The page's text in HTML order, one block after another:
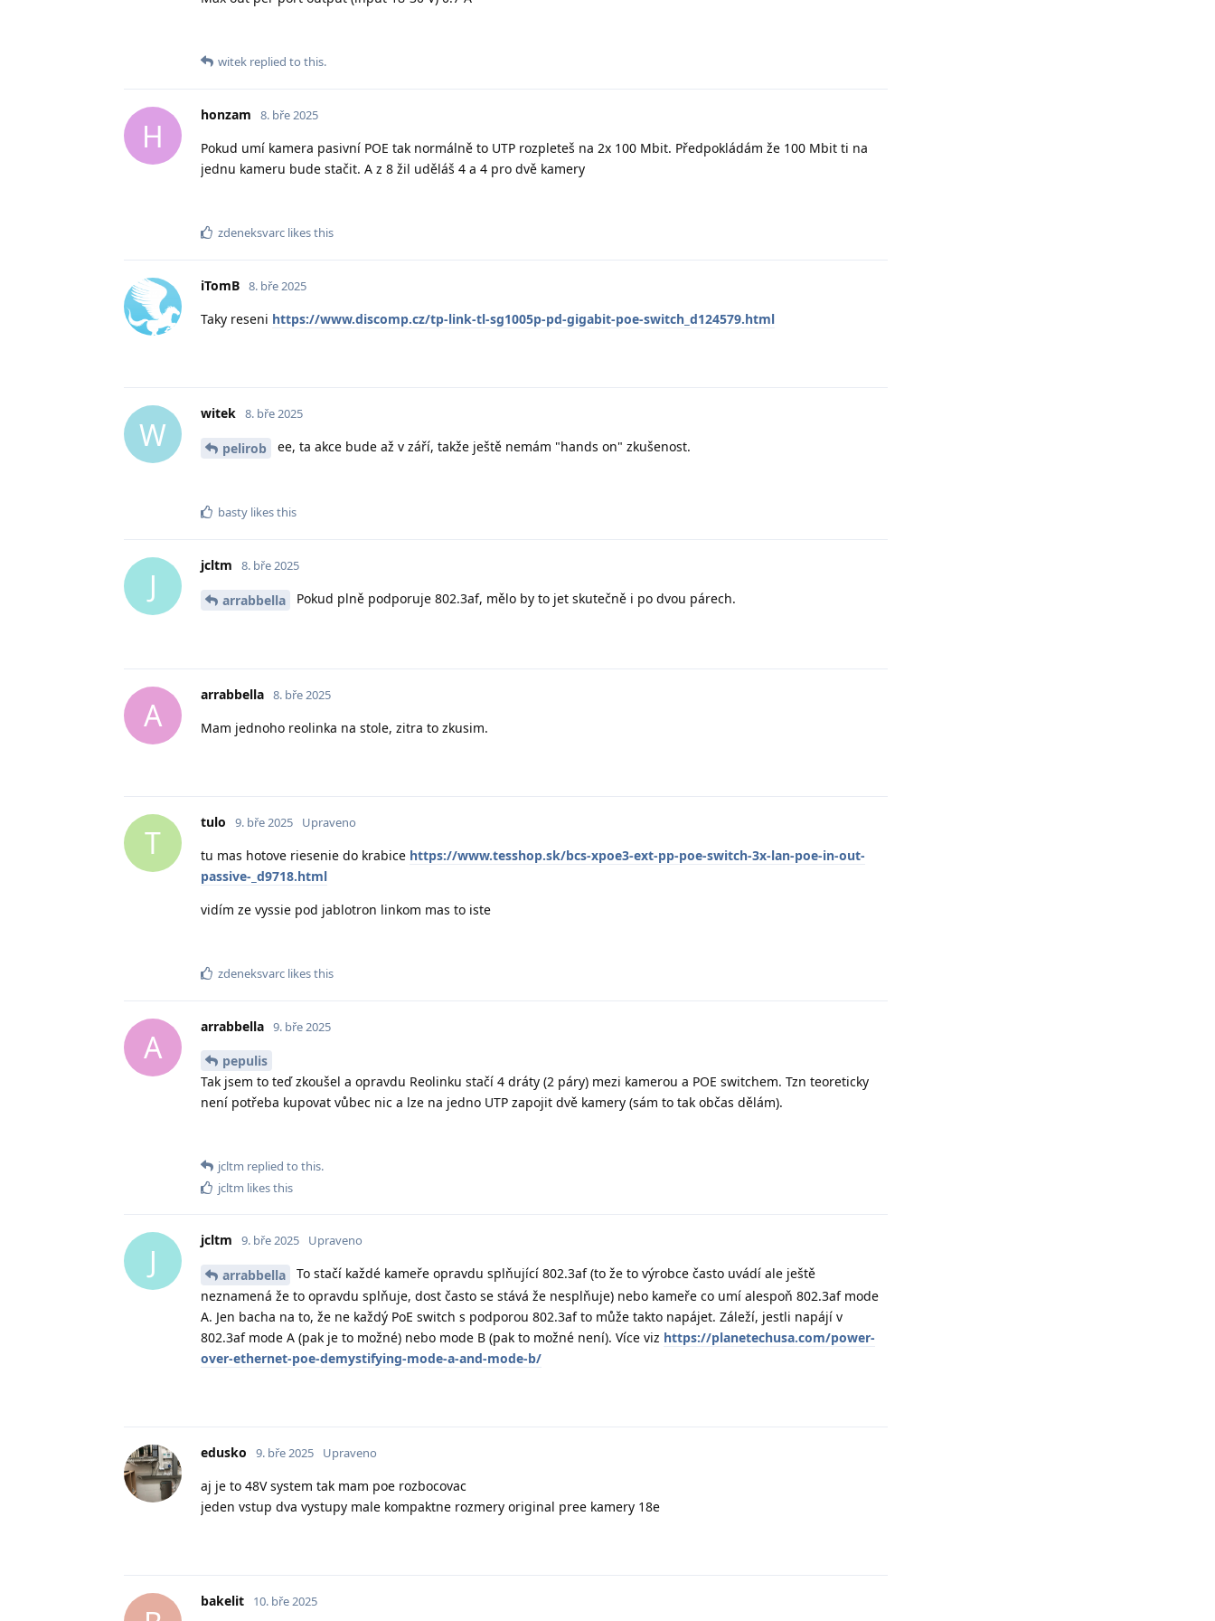
witek replied to this.
H
honzam 8. bře 2025
Pokud umí kamera pasivní POE tak normálně to UTP rozpleteš na 2x 100 Mbit. Předpokládám že 100 Mbit ti na
jednu kameru bude stačit. A z 8 žil uděláš 4 a 4 pro dvě kamery
zdeneksvarc likes this
iTomB 8. bře 2025
Taky reseni https://www.discomp.cz/tp-link-tl-sg1005p-pd-gigabit-poe-switch_d124579.html
W
witek 8. bře 2025
pelirob ee, ta akce bude až v září, takže ještě nemám "hands on" zkušenost.
basty likes this
J
jcltm 8. bře 2025
arrabbella Pokud plně podporuje 802.3af, mělo by to jet skutečně i po dvou párech.
A
arrabbella 8. bře 2025
Mam jednoho reolinka na stole, zitra to zkusim.
T
tulo 9. bře 2025 Upraveno
tu mas hotove riesenie do krabice https://www.tesshop.sk/bcs-xpoe3-ext-pp-poe-switch-3x-lan-poe-in-out-
passive-_d9718.html
vidím ze vyssie pod jablotron linkom mas to iste
zdeneksvarc likes this
A
arrabbella 9. bře 2025
pepulis
Tak jsem to teď zkoušel a opravdu Reolinku stačí 4 dráty (2 páry) mezi kamerou a POE switchem. Tzn teoreticky
není potřeba kupovat vůbec nic a lze na jedno UTP zapojit dvě kamery (sám to tak občas dělám).
jcltm replied to this.
jcltm likes this
J
jcltm 9. bře 2025 Upraveno
arrabbella
To stačí každé kameře opravdu splňující 802.3af (to že to výrobce často uvádí ale ještě
neznamená že to opravdu splňuje, dost často se stává že nesplňuje) nebo kameře co umí alespoň 802.3af mode
A. Jen bacha na to, že ne každý PoE switch s podporou 802.3af to může takto napájet. Záleží, jestli napájí v
802.3af mode A (pak je to možné) nebo mode B (pak to možné není). Více viz https://planetechusa.com/power-
over-ethernet-poe-demystifying-mode-a-and-mode-b/
edusko 9. bře 2025 Upraveno
aj je to 48V system tak mam poe rozbocovac
jeden vstup dva vystupy male kompaktne rozmery original pree kamery 18e
bakelit 10. bře 2025